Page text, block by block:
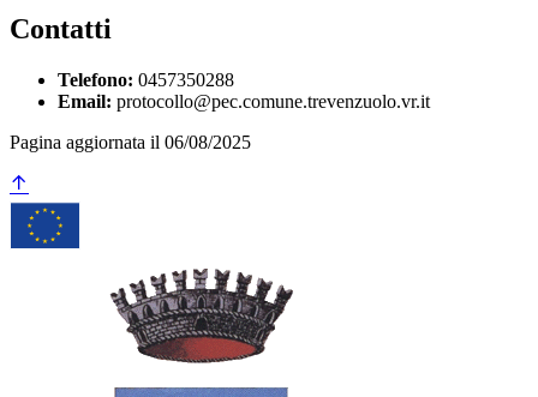
Contatti
Telefono: 0457350288
Email: protocollo@pec.comune.trevenzuolo.vr.it
Pagina aggiornata il 06/08/2025